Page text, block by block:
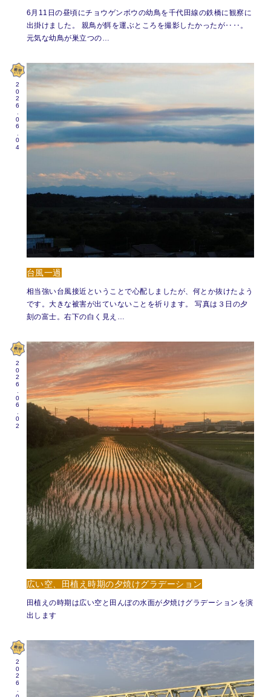
6月11日の昼頃にチョウゲンボウの幼鳥を千代田線の鉄橋に観察に
出掛けました。 親鳥が餌を運ぶところを撮影したかったが‥‥。
元気な幼鳥が巣立つの…
2026.06.04
台風一過
相当強い台風接近ということで心配しましたが、何とか抜けたよう
です。大きな被害が出ていないことを祈ります。 写真は３日の夕
刻の富士。右下の白く見え…
2026.06.02
広い空、田植え時期の夕焼けグラデーション
田植えの時期は広い空と田んぼの水面が夕焼けグラデーションを演
出します